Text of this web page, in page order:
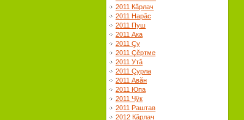
2011 Кăрлач
2011 Нарăс
2011 Пуш
2011 Ака
2011 Çу
2011 Çĕртме
2011 Утă
2011 Çурла
2011 Авăн
2011 Юпа
2011 Чÿк
2011 Раштав
2012 Кăрлач